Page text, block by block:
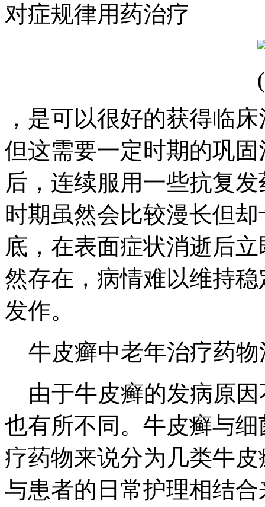
对症规律用药治疗
，是可以很好的获得临
但这需要一定时期的巩
后，连续服用一些抗复
时期虽然会比较漫长但
底，在表面症状消逝后
然存在，病情难以维持
发作。
牛皮癣中老年治疗药物
由于牛皮癣的发病原因
也有所不同。牛皮癣与
疗药物来说分为几类牛
与患者的日常护理相结